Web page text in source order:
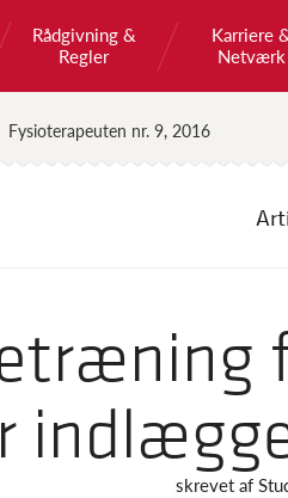
Rådgivning &
Regler
Karriere
Netværk
Fysioterapeuten nr. 9, 2016
skrevet af